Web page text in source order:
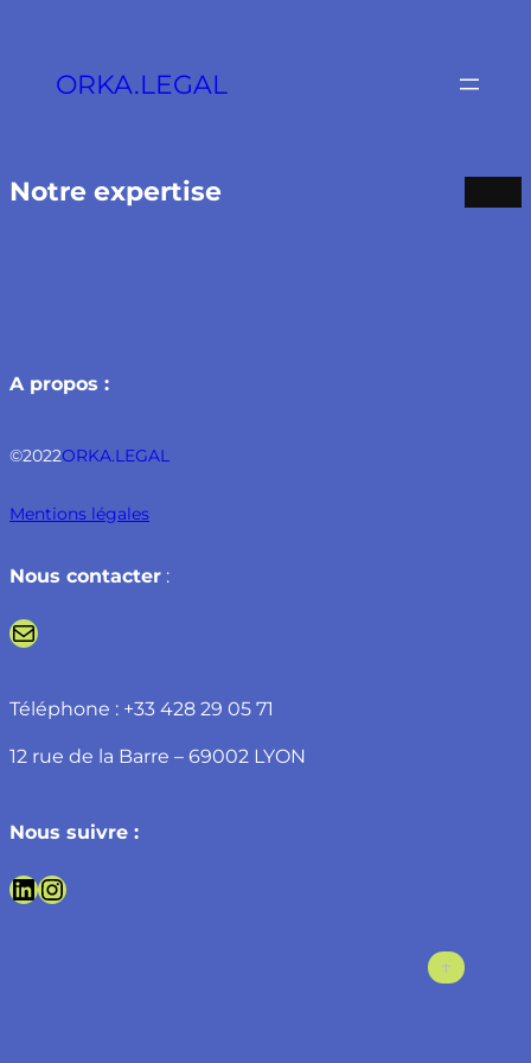
contenuORKA.LEGAL
Notre expertise
A propos :
©2022ORKA.LEGAL
Mentions légales
Nous contacter :
E-mail
Téléphone : +33 428 29 05 71
12 rue de la Barre – 69002 LYON
Nous suivre :
Lien linedin Lien instagram
↑